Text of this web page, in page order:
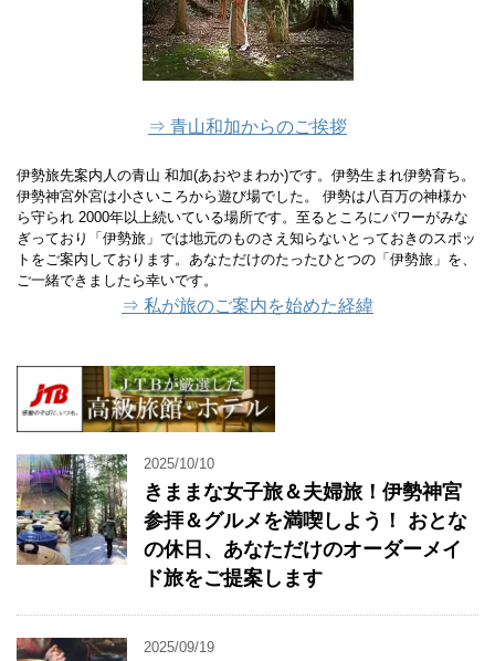
⇒ 青山和加からのご挨拶
伊勢旅先案内人の青山 和加(あおやまわか)です。伊勢生まれ伊勢育ち。
伊勢神宮外宮は小さいころから遊び場でした。 伊勢は八百万の神様か
ら守られ 2000年以上続いている場所です。至るところにパワーがみな
ぎっており「伊勢旅」では地元のものさえ知らないとっておきのスポッ
トをご案内しております。あなただけのたったひとつの「伊勢旅」を、
ご一緒できましたら幸いです。
⇒ 私が旅のご案内を始めた経緯
2025/10/10
きままな女子旅＆夫婦旅！伊勢神宮
参拝＆グルメを満喫しよう！ おとな
の休日、あなただけのオーダーメイ
ド旅をご提案します
2025/09/19